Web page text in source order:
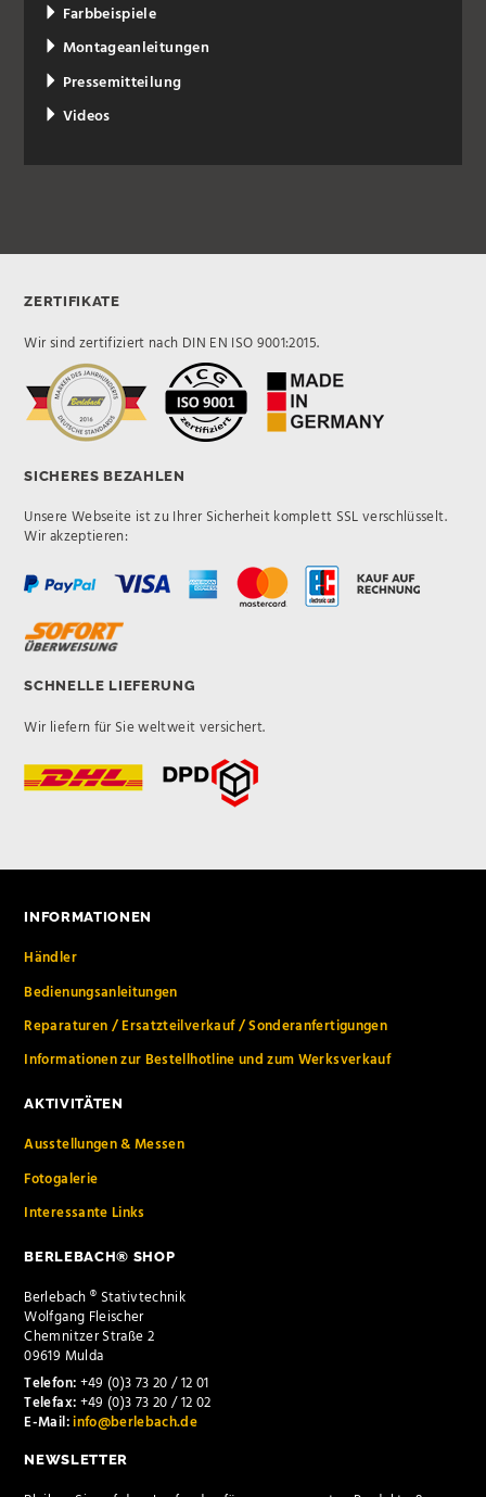
Farbbeispiele
Montageanleitungen
Pressemitteilung
Videos
ZERTIFIKATE
Wir sind zertifiziert nach DIN EN ISO 9001:2015.
SICHERES BEZAHLEN
Unsere Webseite ist zu Ihrer Sicherheit komplett SSL verschlüsselt.
Wir akzeptieren:
SCHNELLE LIEFERUNG
Wir liefern für Sie weltweit versichert.
INFORMATIONEN
Händler
Bedienungsanleitungen
Reparaturen / Ersatzteilverkauf / Sonderanfertigungen
Informationen zur Bestellhotline und zum Werksverkauf
AKTIVITÄTEN
Ausstellungen & Messen
Fotogalerie
Interessante Links
BERLEBACH® SHOP
Berlebach ® Stativtechnik
Wolfgang Fleischer
Chemnitzer Straße 2
09619 Mulda
Telefon:+49 (0)3 73 20 / 12 01
Telefax:+49 (0)3 73 20 / 12 02
E-Mail:info@berlebach.de
NEWSLETTER